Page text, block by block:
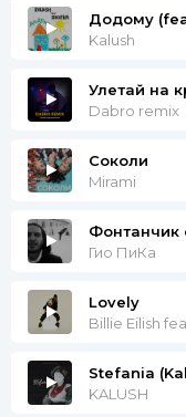
Додому
Kalush
Улетай на
Dabro remix
Соколи
Mirami
Фонтанчик
Гио ПиКа
Lovely
Billie Eilish
Stefania
KALUSH